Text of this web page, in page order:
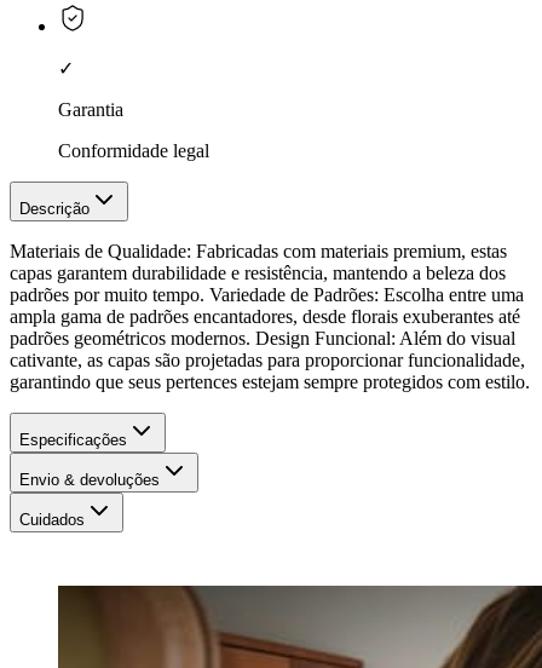
✓
Garantia
Conformidade legal
Descrição
Materiais de Qualidade: Fabricadas com materiais premium, estas
capas garantem durabilidade e resistência, mantendo a beleza dos
padrões por muito tempo. Variedade de Padrões: Escolha entre uma
ampla gama de padrões encantadores, desde florais exuberantes até
padrões geométricos modernos. Design Funcional: Além do visual
cativante, as capas são projetadas para proporcionar funcionalidade,
garantindo que seus pertences estejam sempre protegidos com estilo.
Especificações
Envio & devoluções
Cuidados